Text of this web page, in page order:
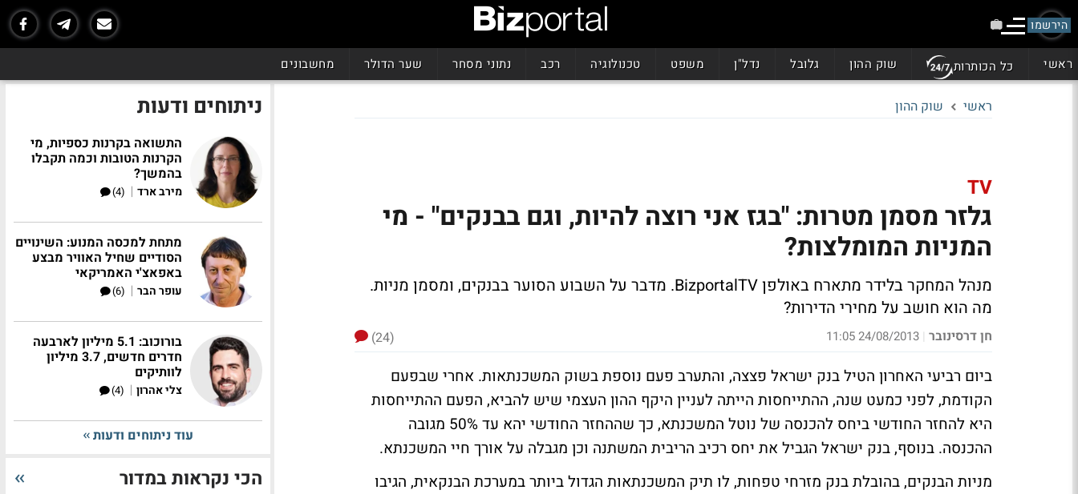
הירשמו
ראשי כל הכותרות שוק ההון גלובל נדל"ן משפט טכנולוגיה רכב נתוני מסחר שער הדולר מחשבונים
ראשי שוק ההון
TV
גלזר מסמן מטרות: "בגז אני רוצה להיות, וגם בבנקים" - מי
המניות המומלצות?
מנהל המחקר בלידר מתארח באולפן BizportalTV. מדבר על השבוע הסוער בבנקים, ומסמן מניות.
מה הוא חושב על מחירי הדירות?
חן דרסינובר |
24/08/2013 11:05
(24)
ביום רביעי האחרון הטיל בנק ישראל פצצה, והתערב פעם נוספת בשוק המשכנתאות. אחרי שבפעם
הקודמת, לפני כמעט שנה, ההתייחסות הייתה לעניין היקף ההון העצמי שיש להביא, הפעם ההתייחסות
היא להחזר החודשי ביחס להכנסה של נוטל המשכנתא, כך שההחזר החודשי יהא עד 50% מגובה
ההכנסה. בנוסף, בנק ישראל הגביל את יחס רכיב הריבית המשתנה וכן מגבלה על אורך חיי המשכנתא.
מניות הבנקים, בהובלת בנק מזרחי טפחות, לו תיק המשכנתאות הגדול ביותר במערכת הבנקאית, הגיבו
ניתוחים ודעות
התשואה בקרנות כספיות, מי
הקרנות הטובות וכמה תקבלו
בהמשך?
מירב ארד |
(4)
מתחת למכסה המנוע: השינויים
הסודיים שחיל האוויר מבצע
באפאצ'י האמריקאי
עופר הבר |
(6)
בורוכוב: 5.1 מיליון לארבעה
חדרים חדשים, 3.7 מיליון
לוותיקים
צלי אהרון |
(4)
עוד ניתוחים ודעות
הכי נקראות במדור